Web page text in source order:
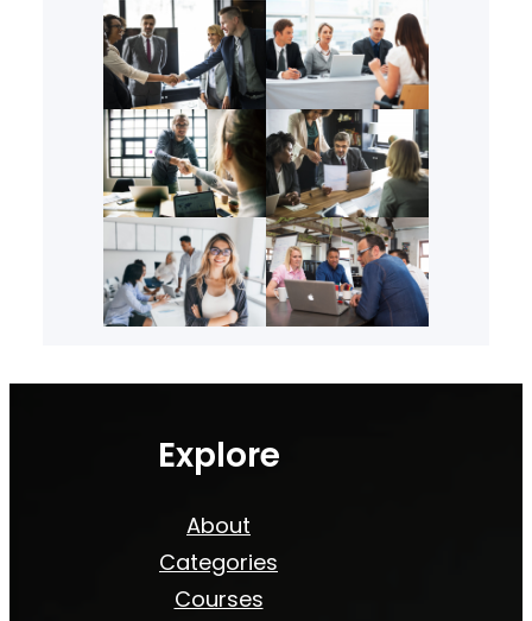
Explore
About
Categories
Courses